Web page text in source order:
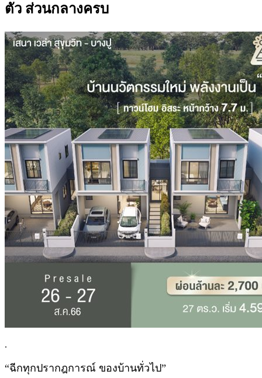
ตัว ส่วนกลางครบ
.
“ฉีกทุกปรากฎการณ์ ของบ้านทั่วไป”